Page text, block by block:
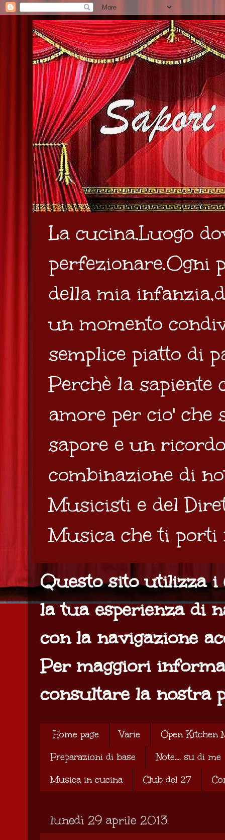
La cucina.Luogo
perfezionare.Ogni
della mia
un momento
semplice piatto di
Perchè la sapiente
amore per cio' che
sapore e un
combinazione di
Musicisti e del
Musica che ti porti
Questo sito utilizza i
la tua esperienza di
con la navigazione
Per maggiori
consultare la nostra
Home page Varie
Open Kitchen
Preparazioni di base
Note.... su di me
Musica in cucina
Club del 27
lunedì 29 aprile 2013